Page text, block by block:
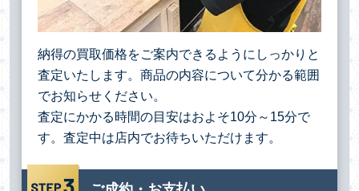
納得の買取価格をご案内できるようにしっかりと
査定いたします。商品の内容について分かる範囲
でお知らせください。
査定にかかる時間の目安はおよそ10分～15分で
す。査定中は店内でお待ちいただけます。